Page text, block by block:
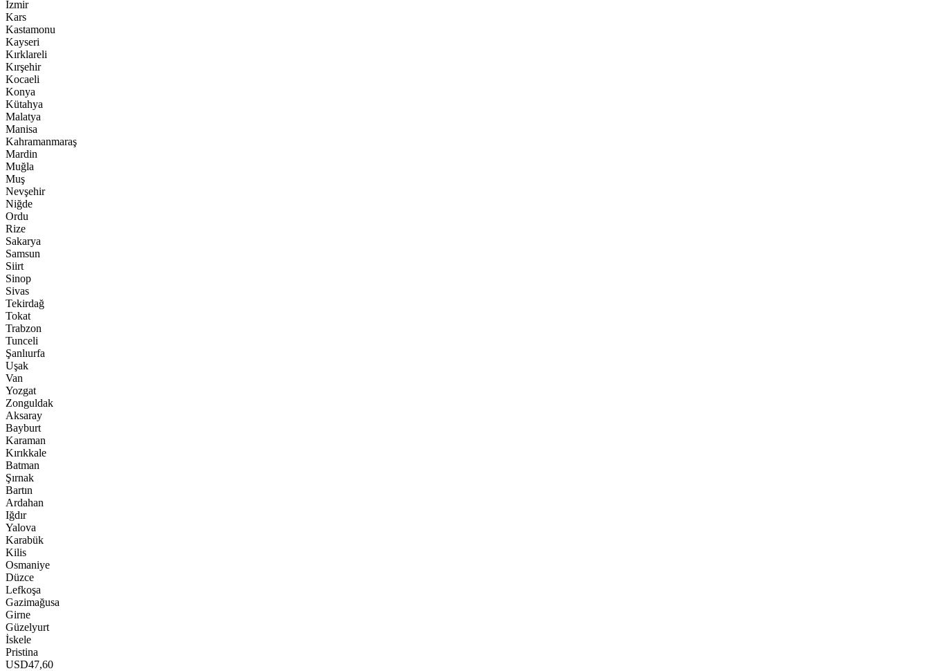
İzmir
Kars
Kastamonu
Kayseri
Kırklareli
Kırşehir
Kocaeli
Konya
Kütahya
Malatya
Manisa
Kahramanmaraş
Mardin
Muğla
Muş
Nevşehir
Niğde
Ordu
Rize
Sakarya
Samsun
Siirt
Sinop
Sivas
Tekirdağ
Tokat
Trabzon
Tunceli
Şanlıurfa
Uşak
Van
Yozgat
Zonguldak
Aksaray
Bayburt
Karaman
Kırıkkale
Batman
Şırnak
Bartın
Ardahan
Iğdır
Yalova
Karabük
Kilis
Osmaniye
Düzce
Lefkoşa
Gazimağusa
Girne
Güzelyurt
İskele
Pristina
USD47,60